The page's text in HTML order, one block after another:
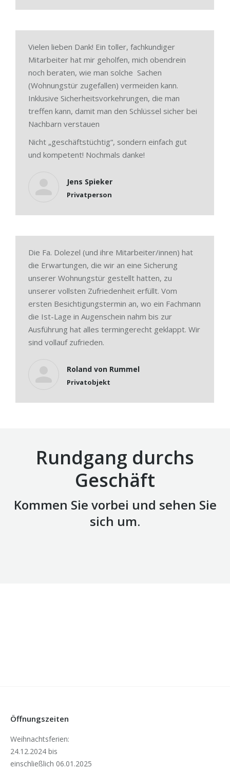
Vielen lieben Dank! Ein toller, fachkundiger
Mitarbeiter hat mir geholfen, mich obendrein
noch beraten, wie man solche Sachen
(Wohnungstür zugefallen) vermeiden kann.
Inklusive Sicherheitsvorkehrungen, die man
treffen kann, damit man den Schlüssel sicher bei
Nachbarn verstauen
Nicht „geschäftstüchtig“, sondern einfach gut
und kompetent! Nochmals danke!
Jens Spieker
Privatperson
Die Fa. Dolezel (und ihre Mitarbeiter/innen) hat
die Erwartungen, die wir an eine Sicherung
unserer Wohnungstür gestellt hatten, zu
unserer vollsten Zufriedenheit erfüllt. Vom
ersten Besichtigungstermin an, wo ein Fachmann
die Ist-Lage in Augenschein nahm bis zur
Ausführung hat alles termingerecht geklappt. Wir
sind vollauf zufrieden.
Roland von Rummel
Privatobjekt
Rundgang durchs
Geschäft
Kommen Sie vorbei und sehen Sie
sich um.
Öffnungszeiten
Weihnachtsferien:
24.12.2024 bis
einschließlich 06.01.2025